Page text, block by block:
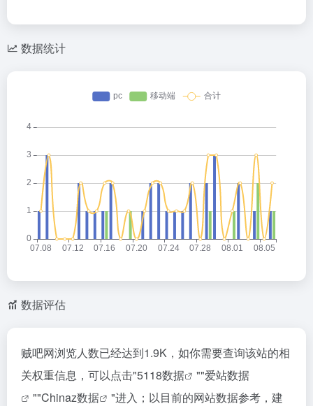
数据统计
数据评估
贼吧网浏览人数已经达到1.9K，如你需要查询该站的相
关权重信息，可以点击"5118数据 ""爱站数据
""Chinaz数据
"进入；以目前的网站数据参考，建